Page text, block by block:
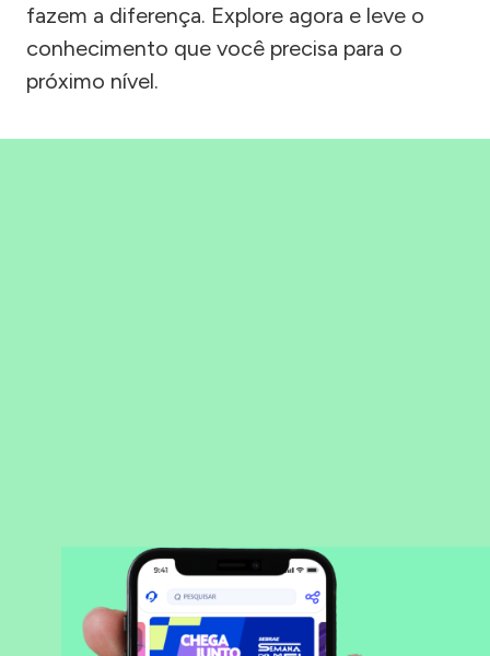
fazem a diferença. Explore agora e leve o
conhecimento que você precisa para o
próximo nível.